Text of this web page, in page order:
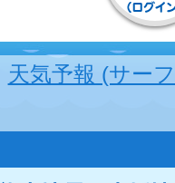
天気予報 (サー